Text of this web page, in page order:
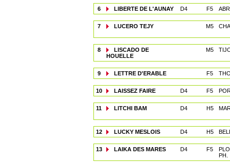
6 LIBERTE DE L'AUNAY D4 F5
7 LUCERO TEJY M5
8
LISCADO DE
HOUELLE
M5
9 LETTRE D'ERABLE F5
10 LAISSEZ FAIRE D4 F5
11 LITCHI BAM D4 H5
12 LUCKY MESLOIS D4 H5
13 LAIKA DES MARES D4 F5
PH.